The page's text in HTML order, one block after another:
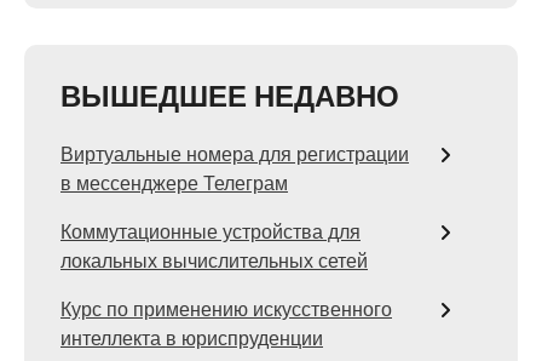
ВЫШЕДШЕЕ НЕДАВНО
Виртуальные номера для регистрации
в мессенджере Телеграм
Коммутационные устройства для
локальных вычислительных сетей
Курс по применению искусственного
интеллекта в юриспруденции